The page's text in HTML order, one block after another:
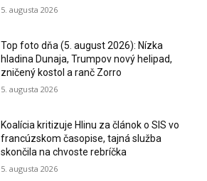
5. augusta 2026
Top foto dňa (5. august 2026): Nízka
hladina Dunaja, Trumpov nový helipad,
zničený kostol a ranč Zorro
5. augusta 2026
Koalícia kritizuje Hlinu za článok o SIS vo
francúzskom časopise, tajná služba
skončila na chvoste rebríčka
5. augusta 2026